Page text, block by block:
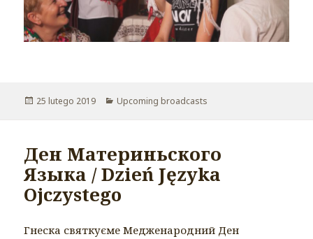
Opublikowano
25 lutego 2019 Kategorie
Upcoming broadcasts
Ден Материньского
Языка / Dzień Języka
Ojczystego
Гнеска святкуєме Медженародний Ден